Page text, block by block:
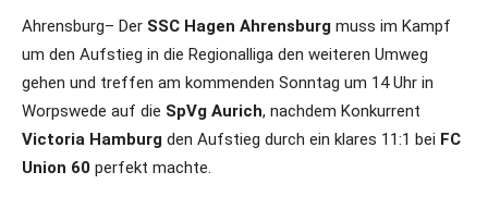
Ahrensburg– Der SSC Hagen Ahrensburg muss im Kampf
um den Aufstieg in die Regionalliga den weiteren Umweg
gehen und treffen am kommenden Sonntag um 14 Uhr in
Worpswede auf die SpVg Aurich, nachdem Konkurrent
Victoria Hamburg den Aufstieg durch ein klares 11:1 bei FC
Union 60 perfekt machte.